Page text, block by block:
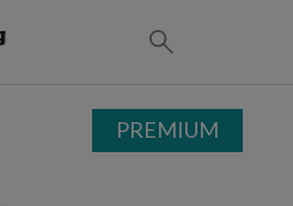
PREMIUM